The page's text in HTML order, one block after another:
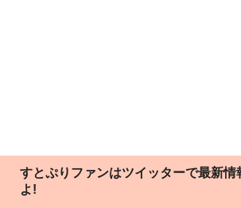
すとぷりファンはツイッターで最新情
よ!